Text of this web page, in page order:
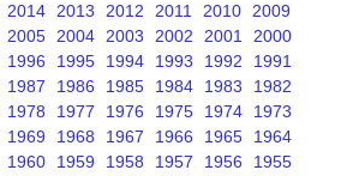
2014 2013 2012 2011 2010 2009
2005 2004 2003 2002 2001
2000
1996 1995 1994 1993 1992
1991
1987 1986 1985 1984 1983
1982
1978 1977 1976 1975 1974
1973
1969 1968 1967 1966 1965
1964
1960 1959 1958 1957 1956
1955